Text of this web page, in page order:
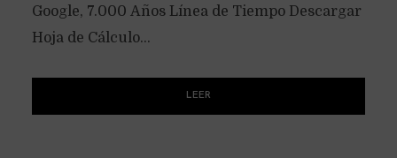
Google, 7.000 Años Línea de Tiempo Descargar
Hoja de Cálculo...
LEER